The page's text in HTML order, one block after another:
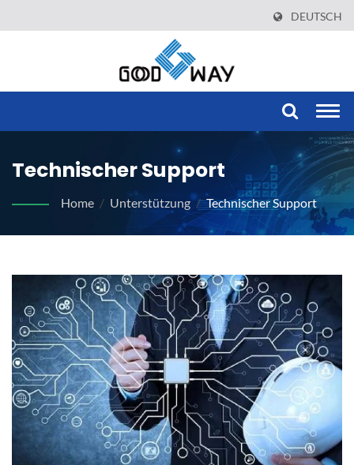
DEUTSCH
Technischer Support
Home / Unterstützung / Technischer Support